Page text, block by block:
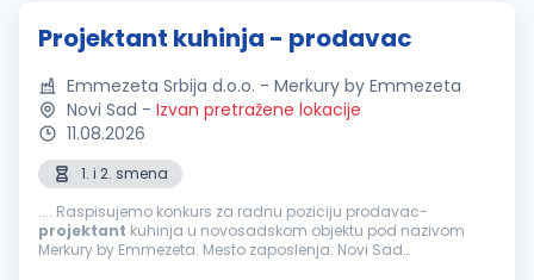
Projektant kuhinja - prodavac
Emmezeta Srbija d.o.o. - Merkury by Emmezeta
Novi Sad - Izvan pretražene lokacije
11.08.2026
1. i 2. smena
.... Raspisujemo konkurs za radnu poziciju prodavac-
projektant kuhinja u novosadskom objektu pod nazivom
Merkury by Emmezeta. Mesto zaposlenja: Novi Sad